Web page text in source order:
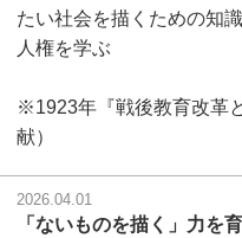
たい社会を描くための知
人権を学ぶ
※1923年『戦後教育改革
献）
2026.04.01
「ないものを描く」力を